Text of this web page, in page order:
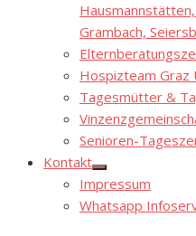
Grambach,
Hospizteam Graz
Tagesmütter &
Senioren-
Kontakt
Show
sub
menu
Impressum
Whatsapp